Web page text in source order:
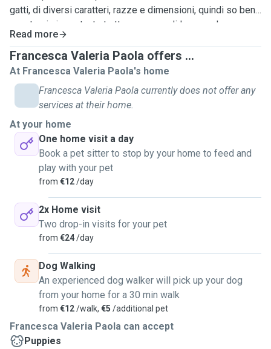
gatti, di diversi caratteri, razze e dimensioni, quindi so bene
quanto sia importante trattare ognuno di loro con la
massima attenzione.
Ho già esperienza come dog sitter e dog walker. Con me i
vostri cuccioli si sentiranno (quasi) come fossero a casa
propria ed io mi prenderò estrema cura di ogni loro
bisogno.
Sono disponibile per i servizi di
domicilio, divisite
passeggiate.
Ho anche esperienza comewedding dog sitter e offro
questo servizio per chi desidera con sé il proprio amico a
quattro zampe durante il matrimonio.
Grazie alla mia passione e competenza potrò assicurarvi un
servizio personalizzato ed adattabile alle vostre esigenze.
Io ho un cane, un carlino nero di quasi tre anni.
Attualmente sono una studentessa, quindi passo molto
tempo a casa. Per questo sono abbastanza flessibile con
gli orari. Mi è possibile organizzare gli impegni al meglio
per prendermi cura degli animali durante la mia giornata.
Read more
Francesca Valeria Paola offers ...
At Francesca Valeria Paola's home
Francesca Valeria Paola currently does not offer any
services at their home.
At your home
One home visit a day
Book a pet sitter to stop by your home to feed and
play with your pet
from €12/day
2x Home visit
Two drop-in visits for your pet
from €24/day
Dog Walking
An experienced dog walker will pick up your dog
from your home for a 30 min walk
from €12/walk, €5 /additional pet
Francesca Valeria Paola can accept
Puppies